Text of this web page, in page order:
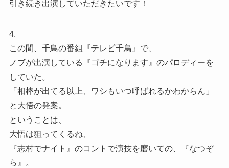
引き続き出演していただきたいです！
4.
この間、千鳥の番組『テレビ千鳥』で、
ノブが出演している『ゴチになります』のパロディーを
していた。
「相棒が出てる以上、ワシもいつ呼ばれるかわからん」
と大悟の発案。
ということは、
大悟は狙ってくるね、
『志村でナイト』のコントで演技を磨いての、『なつぞ
ら』。